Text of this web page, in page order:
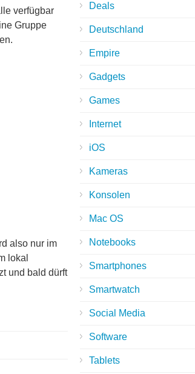
verfügbar
Gruppe
also nur im
lokal
und bald dürft
Deals
Deutschland
Empire
Gadgets
Games
Internet
iOS
Kameras
Konsolen
Mac OS
Notebooks
Smartphones
Smartwatch
Social Media
Software
Tablets